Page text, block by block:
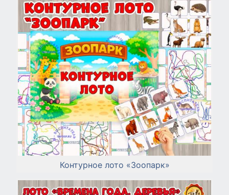
Контурное лото «Зоопарк»